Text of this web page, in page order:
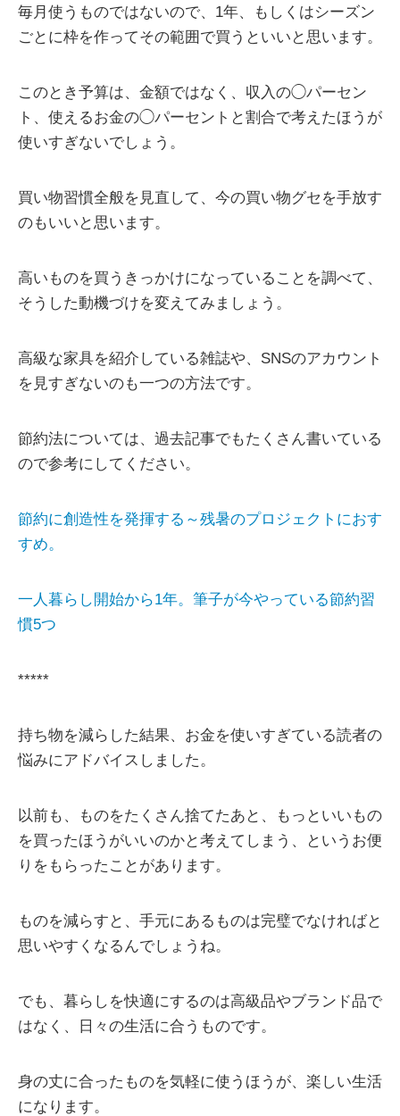
毎月使うものではないので、1年、もしくはシーズン
ごとに枠を作ってその範囲で買うといいと思います。
このとき予算は、金額ではなく、収入の◯パーセン
ト、使えるお金の◯パーセントと割合で考えたほうが
使いすぎないでしょう。
買い物習慣全般を見直して、今の買い物グセを手放す
のもいいと思います。
高いものを買うきっかけになっていることを調べて、
そうした動機づけを変えてみましょう。
高級な家具を紹介している雑誌や、SNSのアカウント
を見すぎないのも一つの方法です。
節約法については、過去記事でもたくさん書いている
ので参考にしてください。
節約に創造性を発揮する～残暑のプロジェクトにおす
すめ。
一人暮らし開始から1年。筆子が今やっている節約習
慣5つ
*****
持ち物を減らした結果、お金を使いすぎている読者の
悩みにアドバイスしました。
以前も、ものをたくさん捨てたあと、もっといいもの
を買ったほうがいいのかと考えてしまう、というお便
りをもらったことがあります。
ものを減らすと、手元にあるものは完璧でなければと
思いやすくなるんでしょうね。
でも、暮らしを快適にするのは高級品やブランド品で
はなく、日々の生活に合うものです。
身の丈に合ったものを気軽に使うほうが、楽しい生活
になります。